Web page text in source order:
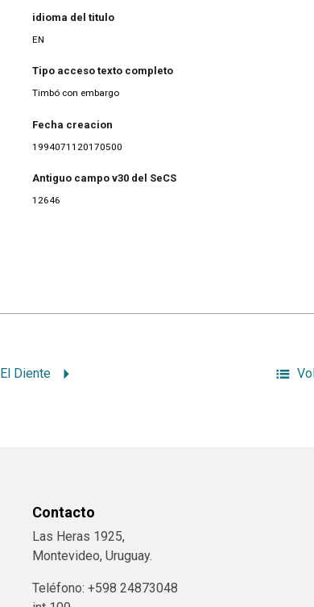
idioma del titulo
EN
Tipo acceso texto completo
Timbó con embargo
Fecha creacion
1994071120170500
Antiguo campo v30 del SeCS
12646
El Diente
Contacto
Las Heras 1925,
Montevideo, Uruguay.
Teléfono: +598 24873048